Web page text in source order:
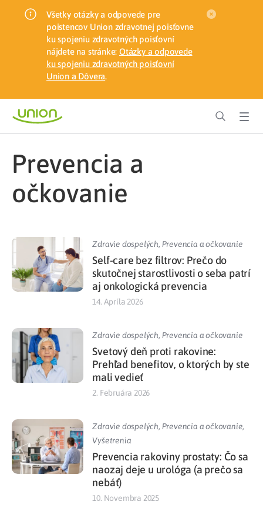
Všetky otázky a odpovede pre
poistencov Union zdravotnej poisťovne
ku spojeniu zdravotných poisťovní
nájdete na stránke: Otázky a odpovede
ku spojeniu zdravotných poisťovní
Union a Dôvera.
Prevencia a
očkovanie
Zdravie dospelých, Prevencia a očkovanie
Self-care bez filtrov: Prečo do
skutočnej starostlivosti o seba patrí
aj onkologická prevencia
14. Apríla 2026
Zdravie dospelých, Prevencia a očkovanie
Svetový deň proti rakovine:
Prehľad benefitov, o ktorých by ste
mali vedieť
2. Februára 2026
Zdravie dospelých, Prevencia a očkovanie,
Vyšetrenia
Prevencia rakoviny prostaty: Čo sa
naozaj deje u urológa (a prečo sa
nebáť)
10. Novembra 2025